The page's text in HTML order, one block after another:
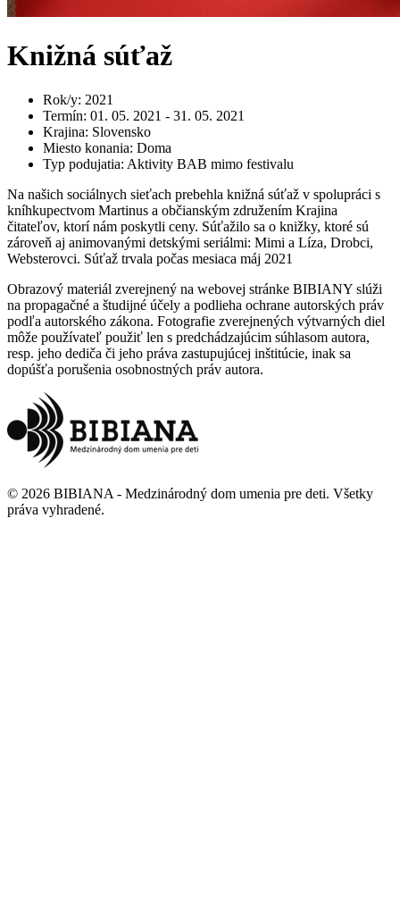
Knižná súťaž
Rok/y: 2021
Termín: 01. 05. 2021 - 31. 05. 2021
Krajina: Slovensko
Miesto konania: Doma
Typ podujatia: Aktivity BAB mimo festivalu
Na našich sociálnych sieťach prebehla knižná súťaž v spolupráci s
kníhkupectvom Martinus a občianským združením Krajina
čitateľov, ktorí nám poskytli ceny. Súťažilo sa o knižky, ktoré sú
zároveň aj animovanými detskými seriálmi: Mimi a Líza, Drobci,
Websterovci. Súťaž trvala počas mesiaca máj 2021
Obrazový materiál zverejnený na webovej stránke BIBIANY slúži
na propagačné a študijné účely a podlieha ochrane autorských práv
podľa autorského zákona. Fotografie zverejnených výtvarných diel
môže používateľ použiť len s predchádzajúcim súhlasom autora,
resp. jeho dediča či jeho práva zastupujúcej inštitúcie, inak sa
dopúšťa porušenia osobnostných práv autora.
© 2026 BIBIANA - Medzinárodný dom umenia pre deti. Všetky
práva vyhradené.